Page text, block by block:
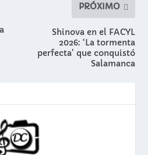
PRÓXIMO
Shinova en el FACYL
2026: ‘La tormenta
perfecta’ que conquistó
Salamanca